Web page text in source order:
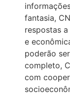
fantasia,
respostas
e
poderão
completo,
com